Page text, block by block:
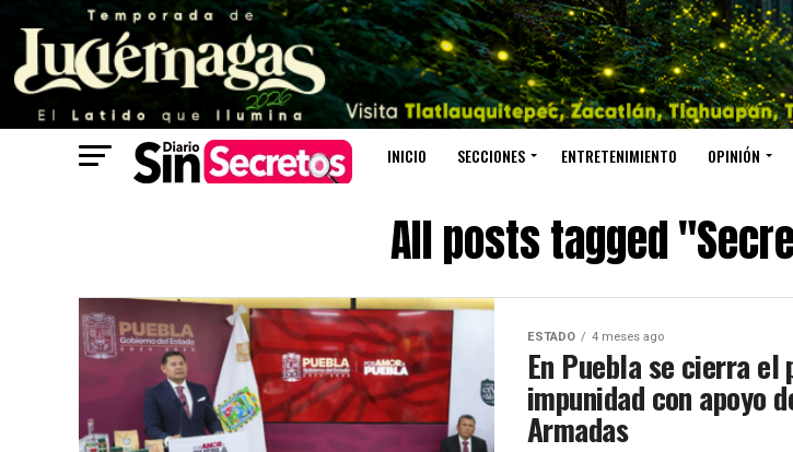
INICIO SECCIONES ENTRETENIMIENTO OPINIÓN
All posts tagged
ESTADO 4 meses ago
En Puebla se cierra el
impunidad con apoyo
Armadas